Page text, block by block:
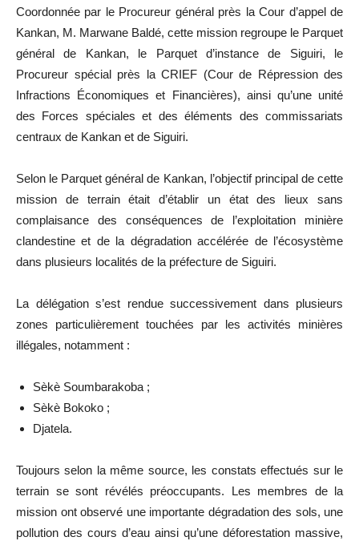
Coordonnée par le Procureur général près la Cour d’appel de
Kankan, M. Marwane Baldé, cette mission regroupe le Parquet
général de Kankan, le Parquet d’instance de Siguiri, le
Procureur spécial près la CRIEF (Cour de Répression des
Infractions Économiques et Financières), ainsi qu’une unité
des Forces spéciales et des éléments des commissariats
centraux de Kankan et de Siguiri.
Selon le Parquet général de Kankan, l’objectif principal de cette
mission de terrain était d’établir un état des lieux sans
complaisance des conséquences de l’exploitation minière
clandestine et de la dégradation accélérée de l’écosystème
dans plusieurs localités de la préfecture de Siguiri.
La délégation s’est rendue successivement dans plusieurs
zones particulièrement touchées par les activités minières
illégales, notamment :
Sèkè Soumbarakoba ;
Sèkè Bokoko ;
Djatela.
Toujours selon la même source, les constats effectués sur le
terrain se sont révélés préoccupants. Les membres de la
mission ont observé une importante dégradation des sols, une
pollution des cours d’eau ainsi qu’une déforestation massive,